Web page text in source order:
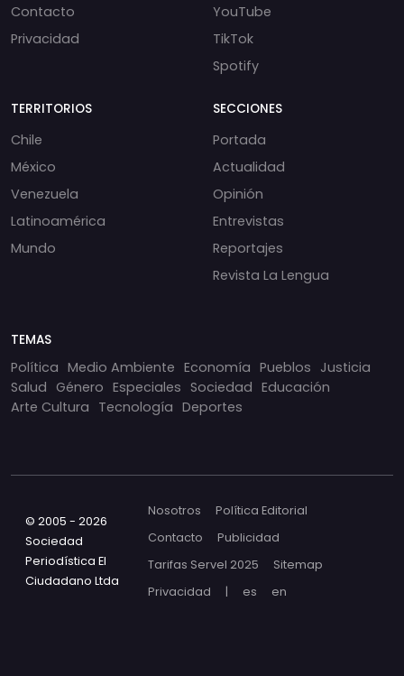
Contacto
Privacidad
YouTube
TikTok
Spotify
TERRITORIOS
Chile
México
Venezuela
Latinoamérica
Mundo
SECCIONES
Portada
Actualidad
Opinión
Entrevistas
Reportajes
Revista La Lengua
TEMAS
Política Medio Ambiente Economía Pueblos Justicia
Salud Género Especiales Sociedad Educación
Arte Cultura Tecnología Deportes
© 2005 - 2026
Sociedad
Periodística El
Ciudadano Ltda
Nosotros
Política Editorial
Contacto
Publicidad
Tarifas Servel 2025
Sitemap
Privacidad
| es en